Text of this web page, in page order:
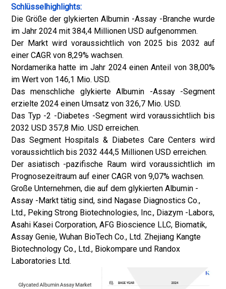
Schlüsselhighlights:
Die Größe der glykierten Albumin -Assay -Branche wurde
im Jahr 2024 mit 384,4 Millionen USD aufgenommen.
Der Markt wird voraussichtlich von 2025 bis 2032 auf
einer CAGR von 8,29% wachsen.
Nordamerika hatte im Jahr 2024 einen Anteil von 38,00%
im Wert von 146,1 Mio. USD.
Das menschliche glykierte Albumin -Assay -Segment
erzielte 2024 einen Umsatz von 326,7 Mio. USD.
Das Typ -2 -Diabetes -Segment wird voraussichtlich bis
2032 USD 357,8 Mio. USD erreichen.
Das Segment Hospitals & Diabetes Care Centers wird
voraussichtlich bis 2032 444,5 Millionen USD erreichen.
Der asiatisch -pazifische Raum wird voraussichtlich im
Prognosezeitraum auf einer CAGR von 9,07% wachsen.
Große Unternehmen, die auf dem glykierten Albumin -
Assay -Markt tätig sind, sind Nagase Diagnostics Co.,
Ltd., Peking Strong Biotechnologies, Inc., Diazym -Labors,
Asahi Kasei Corporation, AFG Bioscience LLC, Biomatik,
Assay Genie, Wuhan BioTech Co., Ltd. Zhejiang Kangte
Biotechnology Co., Ltd., Biokompare und Randox
Laboratories Ltd.